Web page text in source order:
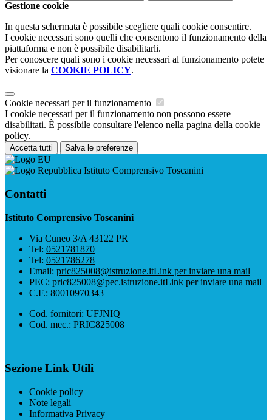
Gestione cookie
In questa schermata è possibile scegliere quali cookie consentire.
I cookie necessari sono quelli che consentono il funzionamento della
piattaforma e non è possibile disabilitarli.
Per conoscere quali sono i cookie necessari al funzionamento potete
visionare la COOKIE POLICY.
Cookie necessari per il funzionamento
I cookie necessari per il funzionamento non possono essere
disabilitati. È possibile consultare l'elenco nella pagina della cookie
policy.
Accetta tutti Salva le preferenze
Istituto Comprensivo Toscanini
Contatti
Istituto Comprensivo Toscanini
Via Cuneo 3/A 43122 PR
Tel: 0521781870
Tel: 0521786278
Email: pric825008@istruzione.itLink per inviare una mail
PEC: pric825008@pec.istruzione.itLink per inviare una mail
C.F.: 80010970343
Cod. fornitori: UFJNIQ
Cod. mec.: PRIC825008
Sezione Link Utili
Cookie policy
Note legali
Informativa Privacy